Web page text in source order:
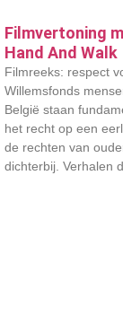
Filmvertoning
Hand And Walk
Filmreeks: respect
Willemsfonds
België staan
het recht op een
de rechten van
dichterbij. Verhalen